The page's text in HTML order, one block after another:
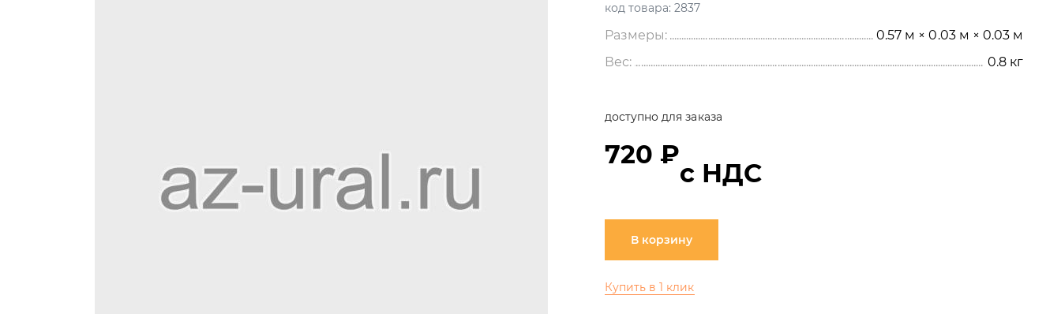
код товара: 2837
Размеры:
0.57 м × 0.03 м × 0.03 м
Вес:
0.8 кг
доступно для заказа
720 ₽
с НДС
В корзину
Купить в 1 клик